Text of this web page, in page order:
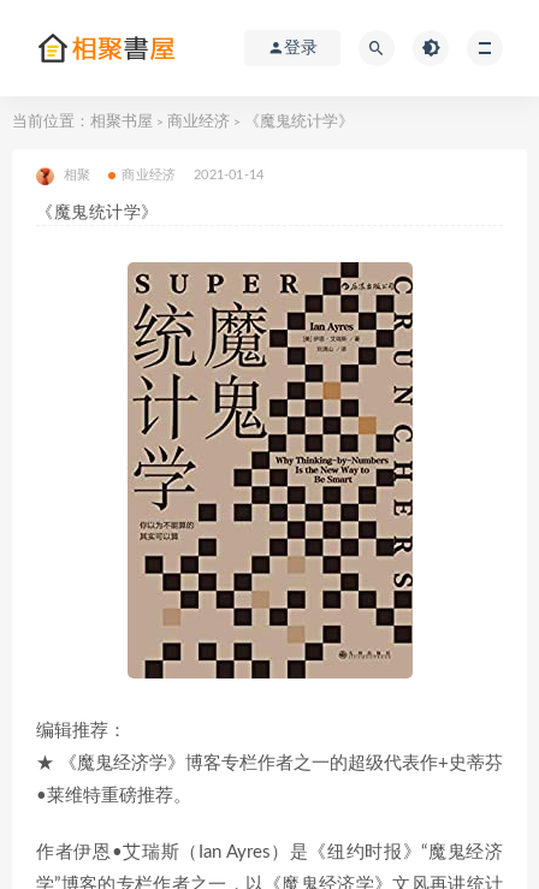
登录
当前位置： 相聚书屋 > 商业经济 > 《魔鬼统计学》
相聚 商业经济 2021-01-14
《魔鬼统计学》
编辑推荐：
★ 《魔鬼经济学》博客专栏作者之一的超级代表作+史蒂芬
•莱维特重磅推荐。
作者伊恩•艾瑞斯（Ian Ayres）是《纽约时报》“魔鬼经济
学”博客的专栏作者之一，以《魔鬼经济学》文风再讲统计